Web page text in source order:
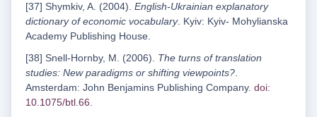
[37] Shymkiv, A. (2004). English-Ukrainian explanatory
dictionary of economic vocabulary. Kyiv: Kyiv- Mohylianska
Academy Publishing House.
[38] Snell-Hornby, M. (2006). The turns of translation
studies: New paradigms or shifting viewpoints?.
Amsterdam: John Benjamins Publishing Company. doi:
10.1075/btl.66.